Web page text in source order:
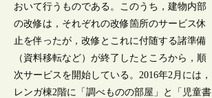
おいて行うものである。このうち，建物内部
の改修は，それぞれの改修箇所のサービス休
止を伴ったが，改修とこれに付随する諸準備
（資料移転など）が終了したところから，順
次サービスを開始している。2016年2月には，
レンガ棟2階に「調べものの部屋」と「児童書